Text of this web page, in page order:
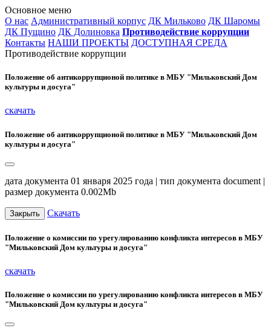
Основное меню
О нас Административный корпус ДК Мильково ДК Шаромы
ДК Пущино ДК Долиновка Противодействие коррупции
Контакты НАШИ ПРОЕКТЫ ДОСТУПНАЯ СРЕДА
Противодействие коррупции
Положение об антикоррупционой политике в МБУ "Мильковский Дом
культуры и досуга"
скачать
Положение об антикоррупционой политике в МБУ "Мильковский Дом
культуры и досуга"
дата документа 01 января 2025 года | тип документа document |
размер документа 0.002Mb
Закрыть Скачать
Положение о комиссии по урегулированию конфликта интересов в МБУ
"Мильковский Дом культуры и досуга"
скачать
Положение о комиссии по урегулированию конфликта интересов в МБУ
"Мильковский Дом культуры и досуга"